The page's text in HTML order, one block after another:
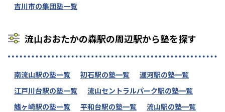
吉川市の集団塾一覧
流山おおたかの森駅の周辺駅から塾を探す
南流山駅の塾一覧 初石駅の塾一覧
運河駅の塾一覧
江戸川台駅の塾一覧
流山セントラルパーク駅の塾一覧
鰭ヶ崎駅の塾一覧
平和台駅の塾一覧 流山駅の塾一覧